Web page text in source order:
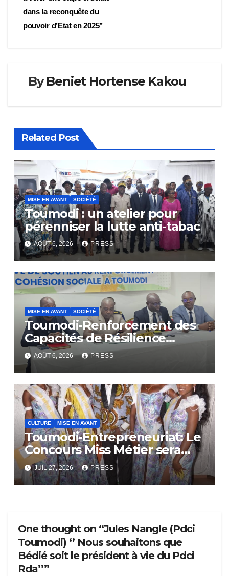
dans la reconquête du
pouvoir d’Etat en 2025’’
ByBeniet Hortense Kakou
Related Post
MISE EN AVANT SOCIÉTÉ
Toumodi : un atelier pour
pérenniser la lutte anti-tabac
AOÛT 6, 2026 PRESS
MISE EN AVANT SOCIÉTÉ
Toumodi-Renforcement des
Capacités de Résilience
Communautaire
AOÛT 6, 2026 PRESS
CULTURE MISE EN AVANT
Toumodi-Entrepreneuriat: Le
Concours Miss Métier sera
bientôt lance.
JUIL 27, 2026 PRESS
One thought on “Jules Nangle (Pdci
Toumodi) ‘’ Nous souhaitons que
Bédié soit le président à vie du Pdci
Rda’’”